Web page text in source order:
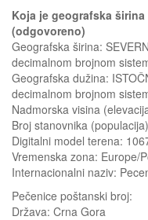
Koja je geografska
(odgovoreno)
Geografska širina:
decimalnom brojnom
Geografska dužina:
decimalnom brojnom
Nadmorska visina
Broj stanovnika
Digitalni model terena:
Vremenska zona: Europe/
Internacionalni naziv:
Pečenice poštanski broj:
Država: Crna Gora